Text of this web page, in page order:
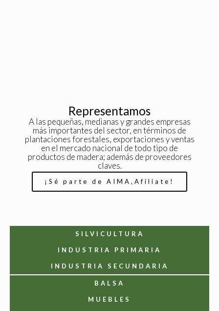
Representamos
A las pequeñas, medianas y grandes empresas
más importantes del sector, en términos de
plantaciones forestales, exportaciones y ventas
en el mercado nacional de todo tipo de
productos de madera; además de proveedores
claves.
¡Sé parte de AIMA,Afíliate!
SILVICULTURA
INDUSTRIA PRIMARIA
INDUSTRIA SECUNDARIA
BALSA
MUEBLES